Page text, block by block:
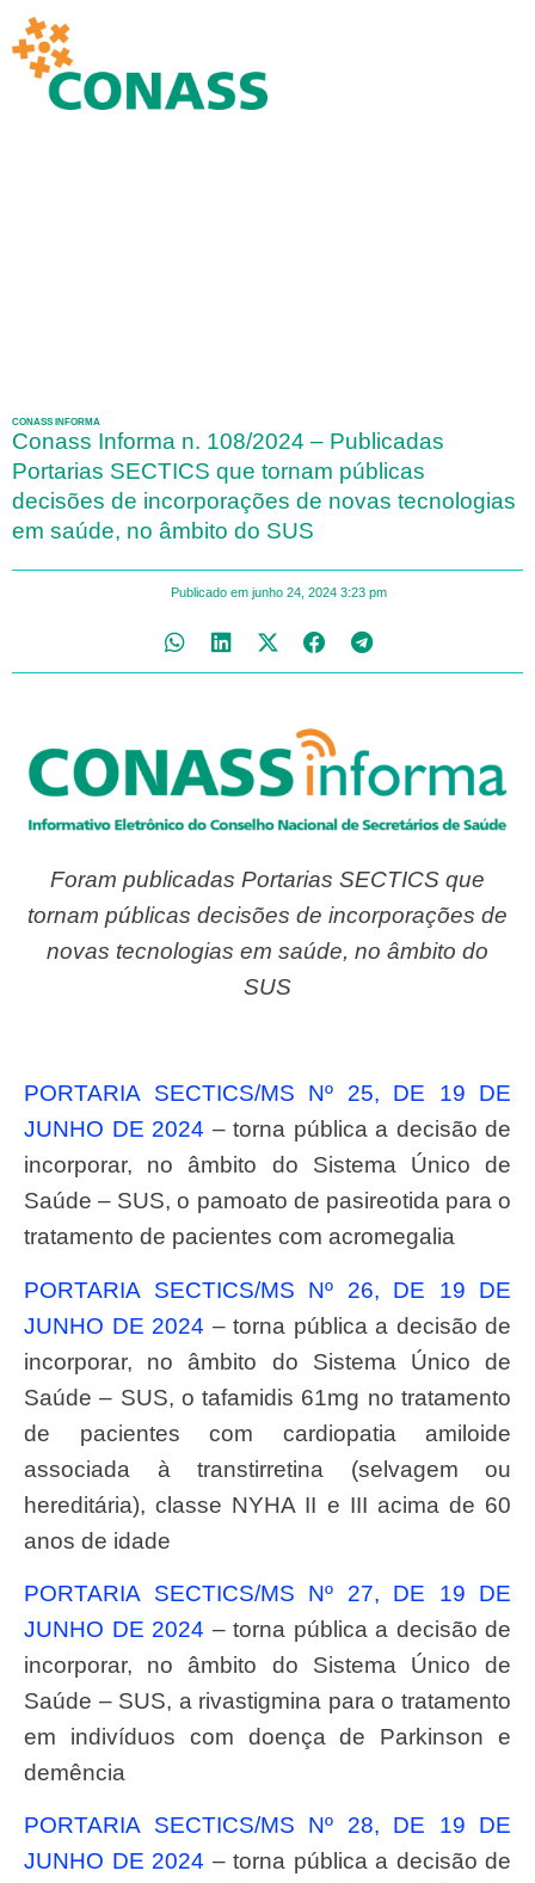
CONASS INFORMA
Conass Informa n. 108/2024 – Publicadas
Portarias SECTICS que tornam públicas
decisões de incorporações de novas tecnologias
em saúde, no âmbito do SUS
Publicado em junho 24, 2024 3:23 pm
Foram publicadas Portarias SECTICS que
tornam públicas decisões de incorporações de
novas tecnologias em saúde, no âmbito do
SUS
PORTARIA SECTICS/MS Nº 25, DE 19 DE
JUNHO DE 2024 – torna pública a decisão de
incorporar, no âmbito do Sistema Único de
Saúde – SUS, o pamoato de pasireotida para o
tratamento de pacientes com acromegalia
PORTARIA SECTICS/MS Nº 26, DE 19 DE
JUNHO DE 2024 – torna pública a decisão de
incorporar, no âmbito do Sistema Único de
Saúde – SUS, o tafamidis 61mg no tratamento
de pacientes com cardiopatia amiloide
associada à transtirretina (selvagem ou
hereditária), classe NYHA II e III acima de 60
anos de idade
PORTARIA SECTICS/MS Nº 27, DE 19 DE
JUNHO DE 2024 – torna pública a decisão de
incorporar, no âmbito do Sistema Único de
Saúde – SUS, a rivastigmina para o tratamento
em indivíduos com doença de Parkinson e
demência
PORTARIA SECTICS/MS Nº 28, DE 19 DE
JUNHO DE 2024 – torna pública a decisão de